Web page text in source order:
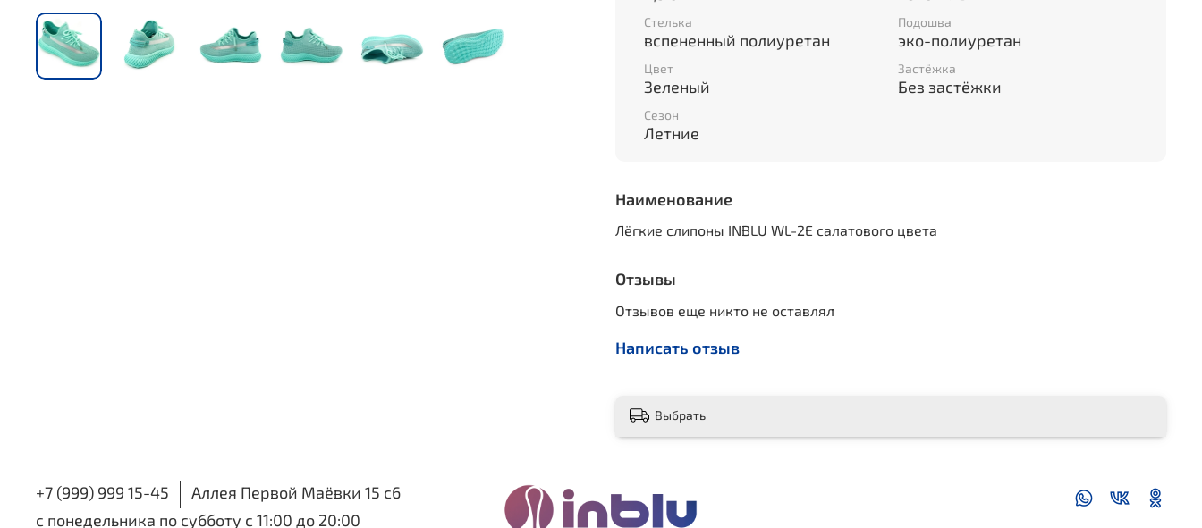
Стелька
вспененный полиуретан
Подошва
эко-полиуретан
Цвет
Зеленый
Застёжка
Без застёжки
Сезон
Летние
Наименование
Лёгкие слипоны INBLU WL-2E салатового цвета
Отзывы
Отзывов еще никто не оставлял
Написать отзыв
Выбрать
+7 (999) 999 15-45
Аллея Первой Маёвки 15 с6
с понедельника по субботу с 11:00 до 20:00